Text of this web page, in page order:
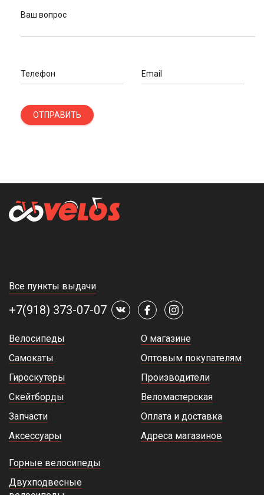
Ваш вопрос
Телефон Email
ОТПРАВИТЬ
Все пункты выдачи
+7(918) 373-07-07
Велосипеды
Самокаты
Гироскутеры
Скейтборды
Запчасти
Аксессуары
О магазине
Оптовым покупателям
Производители
Веломастерская
Оплата и доставка
Адреса магазинов
Горные велосипеды
Двухподвесные